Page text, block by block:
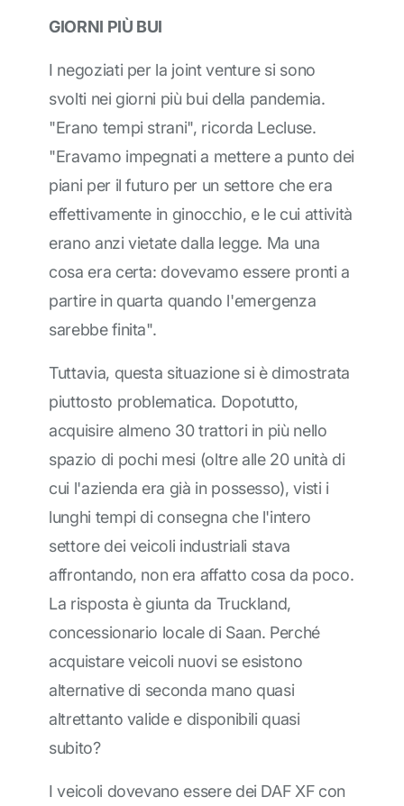
GIORNI PIÙ BUI
I negoziati per la joint venture si sono
svolti nei giorni più bui della pandemia.
"Erano tempi strani", ricorda Lecluse.
"Eravamo impegnati a mettere a punto dei
piani per il futuro per un settore che era
effettivamente in ginocchio, e le cui attività
erano anzi vietate dalla legge. Ma una
cosa era certa: dovevamo essere pronti a
partire in quarta quando l'emergenza
sarebbe finita".
Tuttavia, questa situazione si è dimostrata
piuttosto problematica. Dopotutto,
acquisire almeno 30 trattori in più nello
spazio di pochi mesi (oltre alle 20 unità di
cui l'azienda era già in possesso), visti i
lunghi tempi di consegna che l'intero
settore dei veicoli industriali stava
affrontando, non era affatto cosa da poco.
La risposta è giunta da Truckland,
concessionario locale di Saan. Perché
acquistare veicoli nuovi se esistono
alternative di seconda mano quasi
altrettanto valide e disponibili quasi
subito?
I veicoli dovevano essere dei DAF XF con